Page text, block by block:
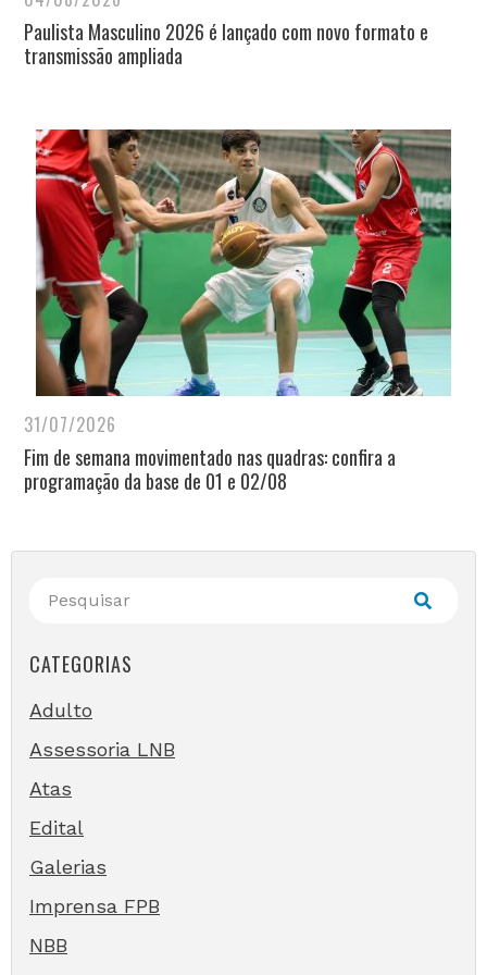
Paulista Masculino 2026 é lançado com novo formato e
transmissão ampliada
31/07/2026
Fim de semana movimentado nas quadras: confira a
programação da base de 01 e 02/08
CATEGORIAS
Adulto
Assessoria LNB
Atas
Edital
Galerias
Imprensa FPB
NBB